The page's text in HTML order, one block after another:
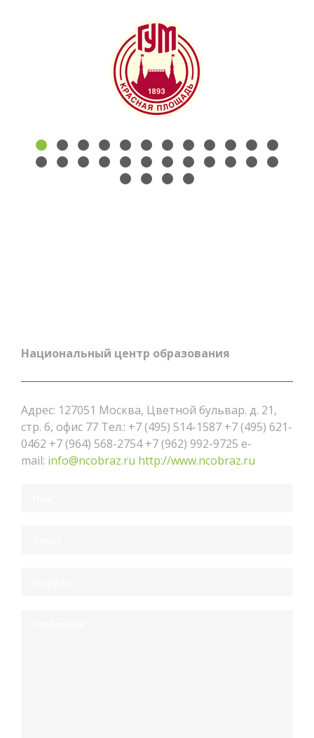
Национальный центр образования
Адрес: 127051 Москва, Цветной бульвар. д. 21,
стр. 6, офис 77 Тел.: +7 (495) 514-1587 +7 (495) 621-
0462 +7 (964) 568-2754 +7 (962) 992-9725 e-
mail: info@ncobraz.ru http://www.ncobraz.ru